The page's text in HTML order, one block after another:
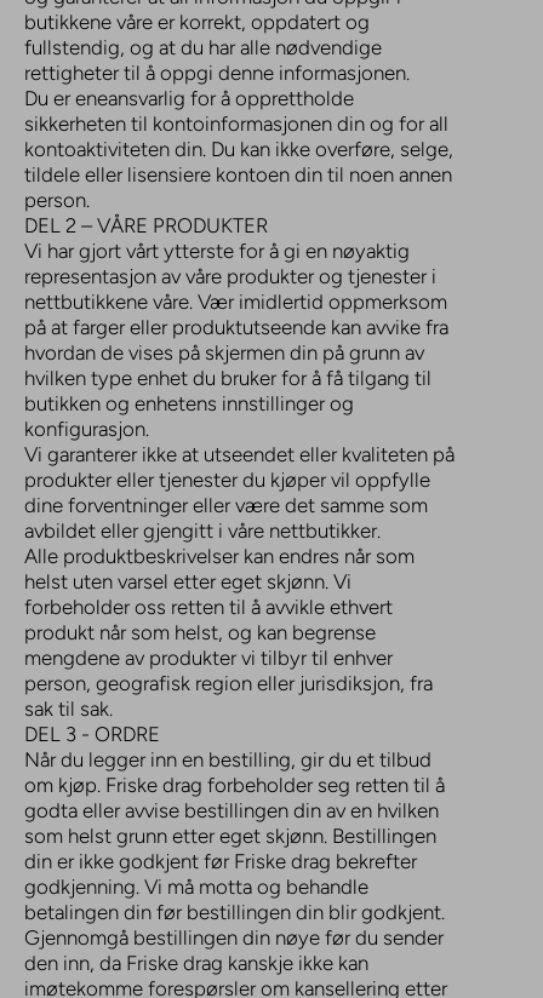
butikkene våre er korrekt, oppdatert og
fullstendig, og at du har alle nødvendige
rettigheter til å oppgi denne informasjonen.
Du er eneansvarlig for å opprettholde
sikkerheten til kontoinformasjonen din og for all
kontoaktiviteten din. Du kan ikke overføre, selge,
tildele eller lisensiere kontoen din til noen annen
person.
DEL 2 – VÅRE PRODUKTER
Vi har gjort vårt ytterste for å gi en nøyaktig
representasjon av våre produkter og tjenester i
nettbutikkene våre. Vær imidlertid oppmerksom
på at farger eller produktutseende kan avvike fra
hvordan de vises på skjermen din på grunn av
hvilken type enhet du bruker for å få tilgang til
butikken og enhetens innstillinger og
konfigurasjon.
Vi garanterer ikke at utseendet eller kvaliteten på
produkter eller tjenester du kjøper vil oppfylle
dine forventninger eller være det samme som
avbildet eller gjengitt i våre nettbutikker.
Alle produktbeskrivelser kan endres når som
helst uten varsel etter eget skjønn. Vi
forbeholder oss retten til å avvikle ethvert
produkt når som helst, og kan begrense
mengdene av produkter vi tilbyr til enhver
person, geografisk region eller jurisdiksjon, fra
sak til sak.
DEL 3 - ORDRE
Når du legger inn en bestilling, gir du et tilbud
om kjøp. Friske drag forbeholder seg retten til å
godta eller avvise bestillingen din av en hvilken
som helst grunn etter eget skjønn. Bestillingen
din er ikke godkjent før Friske drag bekrefter
godkjenning. Vi må motta og behandle
betalingen din før bestillingen din blir godkjent.
Gjennomgå bestillingen din nøye før du sender
den inn, da Friske drag kanskje ikke kan
imøtekomme forespørsler om kansellering etter